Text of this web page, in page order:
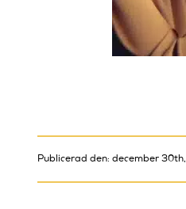
Publicerad den: december